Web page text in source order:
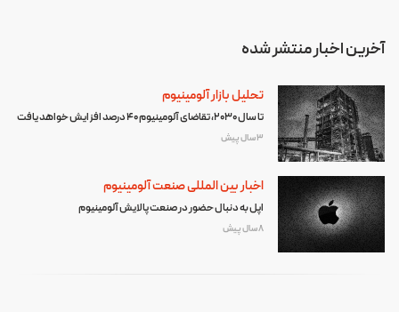
آخرین اخبار منتشر شده
تحلیل بازار آلومینیوم
تا سال ۲۰۳۰، تقاضای آلومینیوم ۴۰ درصد افزایش خواهد یافت
3 سال پیش
اخبار بین المللی صنعت آلومینیوم
اپل به دنبال حضور در صنعت پالایش آلومینیوم
8 سال پیش